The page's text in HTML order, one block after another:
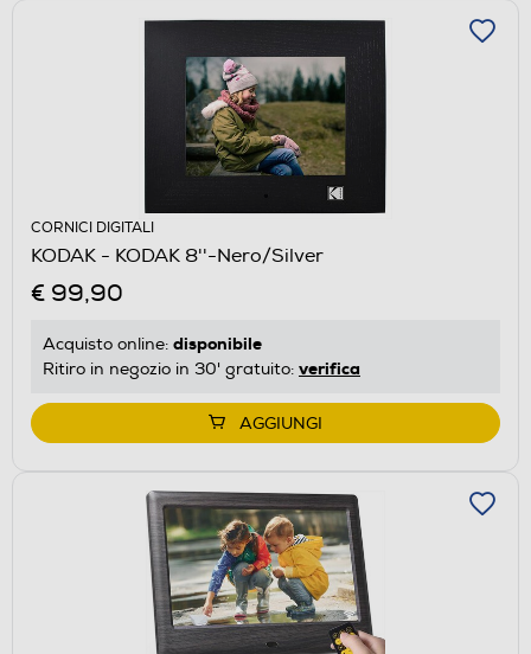
CORNICI DIGITALI
KODAK - KODAK 8''-Nero/Silver
€ 99,90
Acquisto online: disponibile
Ritiro in negozio in 30' gratuito: verifica
AGGIUNGI